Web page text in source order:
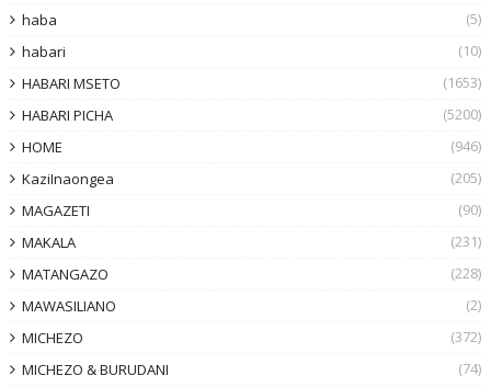
haba
(5)
habari
(10)
HABARI MSETO
(1653)
HABARI PICHA
(5200)
HOME
(946)
KaziInaongea
(205)
MAGAZETI
(90)
MAKALA
(231)
MATANGAZO
(228)
MAWASILIANO
(2)
MICHEZO
(372)
MICHEZO & BURUDANI
(74)